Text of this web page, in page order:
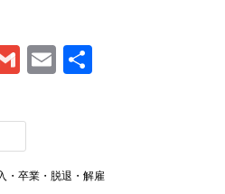
GmailEmail
・卒業・脱退・解雇